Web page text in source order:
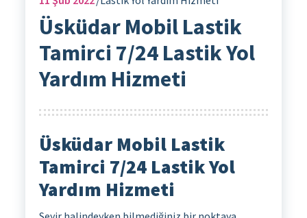
Üsküdar Mobil Lastik
Tamirci 7/24 Lastik Yol
Yardım Hizmeti
Üsküdar Mobil Lastik
Tamirci 7/24 Lastik Yol
Yardım Hizmeti